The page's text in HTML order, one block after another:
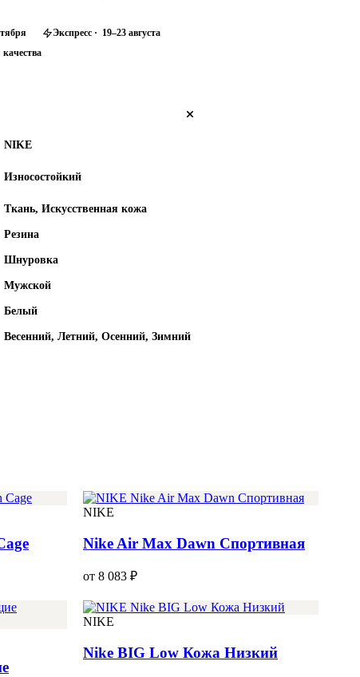
Экспресс · 19–23 августа
NIKE
Износостойкий
Ткань, Искусственная кожа
Резина
Шнуровка
Мужской
Белый
Весенний, Летний, Осенний, Зимний
NIKE
Nike Air Max Dawn Спортивная
от 8 083 ₽
NIKE
Nike BIG Low Кожа Низкий